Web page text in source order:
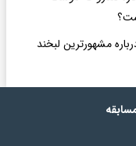
مشهورترین لبخند